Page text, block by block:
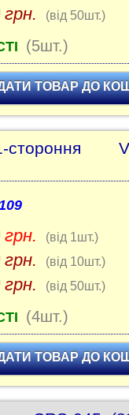
(від 50шт.)
(5шт.)
ТОВАР ДО
(від 1шт.)
(від 10шт.)
(від 50шт.)
(4шт.)
ТОВАР ДО